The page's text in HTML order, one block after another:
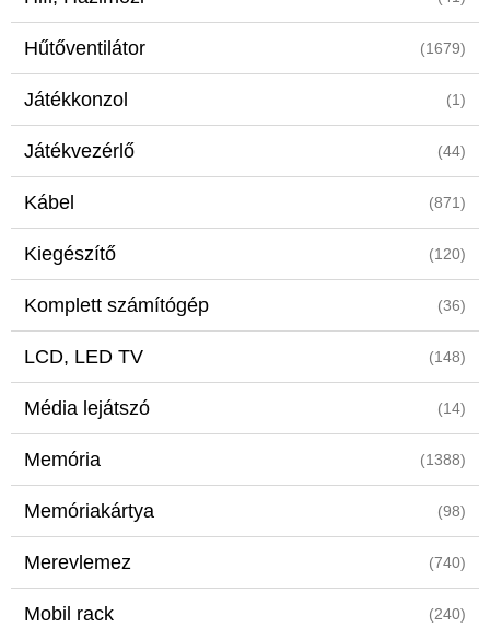
Hűtőventilátor (1679)
Játékkonzol (1)
Játékvezérlő (44)
Kábel (871)
Kiegészítő (120)
Komplett számítógép (36)
LCD, LED TV (148)
Média lejátszó (14)
Memória (1388)
Memóriakártya (98)
Merevlemez (740)
Mobil rack (240)